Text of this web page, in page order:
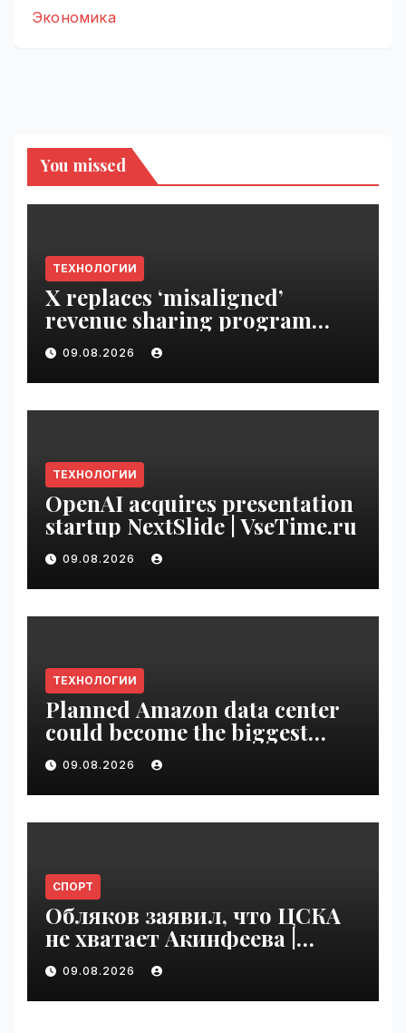
Экономика
You missed
ТЕХНОЛОГИИ
X replaces ‘misaligned’
revenue sharing program
with Original Content
Rewards | VseTime.ru
09.08.2026
ТЕХНОЛОГИИ
OpenAI acquires presentation
startup NextSlide | VseTime.ru
09.08.2026
ТЕХНОЛОГИИ
Planned Amazon data center
could become the biggest
climate polluter in the U.S. |
VseTime.ru
09.08.2026
СПОРТ
Обляков заявил, что ЦСКА
не хватает Акинфеева |
VseTime.ru
09.08.2026